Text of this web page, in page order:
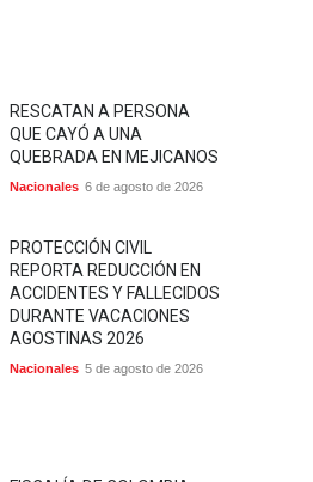
RESCATAN A PERSONA
QUE CAYÓ A UNA
QUEBRADA EN MEJICANOS
Nacionales 6 de agosto de 2026
PROTECCIÓN CIVIL
REPORTA REDUCCIÓN EN
ACCIDENTES Y FALLECIDOS
DURANTE VACACIONES
AGOSTINAS 2026
Nacionales 5 de agosto de 2026